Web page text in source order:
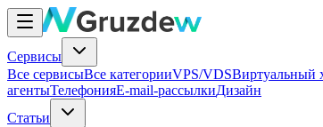
Сервисы
Все сервисыВсе категорииVPS/VDSВиртуальный
агентыТелефонияE-mail-рассылкиДизайн
Статьи